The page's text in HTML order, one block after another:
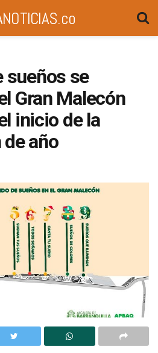
sueños se
Gran Malecón
inicio de la
año